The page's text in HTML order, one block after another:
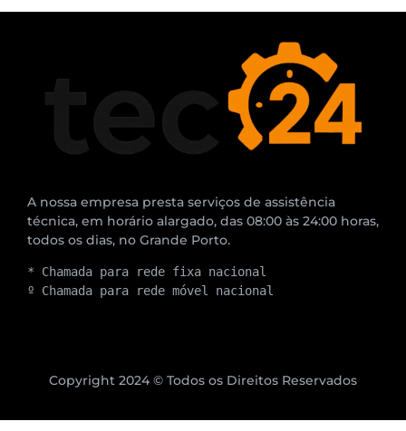
A nossa empresa presta serviços de assistência
técnica, em horário alargado, das 08:00 às 24:00 horas,
todos os dias, no Grande Porto.
* Chamada para rede fixa nacional
º Chamada para rede móvel nacional
Copyright 2024 © Todos os Direitos Reservados